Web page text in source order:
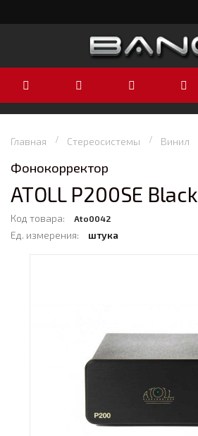
Главная Стереосистемы Винил
Фонокорректор
ATOLL P200SE Black
Код товара: Ato0042
Ед. измерения: штука